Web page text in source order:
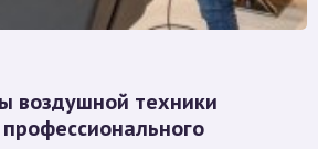
воздушной техники